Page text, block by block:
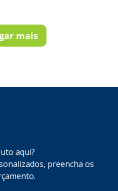
mais
aqui?
preencha os